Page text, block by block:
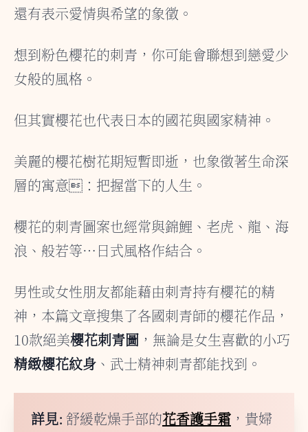
還有表示愛情與希望的象徵。
想到粉色櫻花的刺青，你可能會聯想到戀愛少
女般的風格。
但其實櫻花也代表日本的國花與國家精神。
美麗的櫻花樹花期短暫即逝，也象徵著生命深
層的寓意：把握當下的人生。
櫻花的刺青圖案也經常與錦鯉、老虎、龍、海
浪、般若等…日式風格作結合。
男性或女性朋友都能藉由刺青持有櫻花的精
神，本篇文章搜集了各國刺青師的櫻花作品，
10款絕美櫻花刺青圖 ，無論是女生喜歡的小巧
精緻櫻花紋身 、武士精神刺青都能找到。
詳見: 舒緩乾燥手部的花香護手霜 ，貴婦